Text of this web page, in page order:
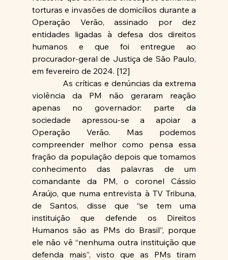
torturas e invasões de domicílios durante a
Operação Verão, assinado por dez
entidades ligadas à defesa dos direitos
humanos e que foi entregue ao
procurador-geral de Justiça de São Paulo,
em fevereiro de 2024. [12]
As críticas e denúncias da extrema
violência da PM não geraram reação
apenas no governador: parte da
sociedade apressou-se a apoiar a
Operação Verão. Mas podemos
compreender melhor como pensa essa
fração da população depois que tomamos
conhecimento das palavras de um
comandante da PM, o coronel Cássio
Araújo, que numa entrevista à TV Tribuna,
de Santos, disse que “se tem uma
instituição que defende os Direitos
Humanos são as PMs do Brasil”, porque
ele não vê “nenhuma outra instituição que
defenda mais”, visto que as PMs tiram